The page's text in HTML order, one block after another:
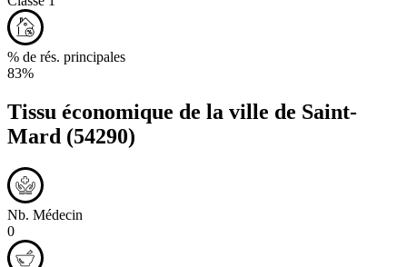
% de rés. principales
83%
Tissu économique de la ville de Saint-
Mard (54290)
Nb. Médecin
0